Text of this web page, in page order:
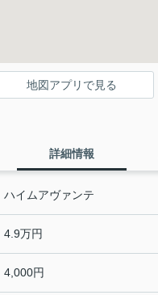
地図アプリで見る
詳細情報
ハイムアヴァンテ
4.9万円
4,000円